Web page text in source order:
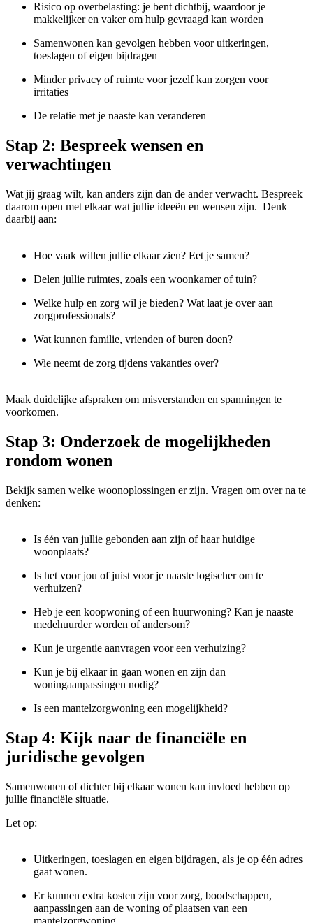
Risico op overbelasting: je bent dichtbij, waardoor je
makkelijker en vaker om hulp gevraagd kan worden
Samenwonen kan gevolgen hebben voor uitkeringen,
toeslagen of eigen bijdragen
Minder privacy of ruimte voor jezelf kan zorgen voor
irritaties
De relatie met je naaste kan veranderen
Stap 2: Bespreek wensen en
verwachtingen
Wat jij graag wilt, kan anders zijn dan de ander verwacht. Bespreek
daarom open met elkaar wat jullie ideeën en wensen zijn. Denk
daarbij aan:
Hoe vaak willen jullie elkaar zien? Eet je samen?
Delen jullie ruimtes, zoals een woonkamer of tuin?
Welke hulp en zorg wil je bieden? Wat laat je over aan
zorgprofessionals?
Wat kunnen familie, vrienden of buren doen?
Wie neemt de zorg tijdens vakanties over?
Maak duidelijke afspraken om misverstanden en spanningen te
voorkomen.
Stap 3: Onderzoek de mogelijkheden
rondom wonen
Bekijk samen welke woonoplossingen er zijn. Vragen om over na te
denken:
Is één van jullie gebonden aan zijn of haar huidige
woonplaats?
Is het voor jou of juist voor je naaste logischer om te
verhuizen?
Heb je een koopwoning of een huurwoning? Kan je naaste
medehuurder worden of andersom?
Kun je urgentie aanvragen voor een verhuizing?
Kun je bij elkaar in gaan wonen en zijn dan
woningaanpassingen nodig?
Is een mantelzorgwoning een mogelijkheid?
Stap 4: Kijk naar de financiële en
juridische gevolgen
Samenwonen of dichter bij elkaar wonen kan invloed hebben op
jullie financiële situatie.
Let op:
Uitkeringen, toeslagen en eigen bijdragen, als je op één adres
gaat wonen.
Er kunnen extra kosten zijn voor zorg, boodschappen,
aanpassingen aan de woning of plaatsen van een
mantelzorgwoning.